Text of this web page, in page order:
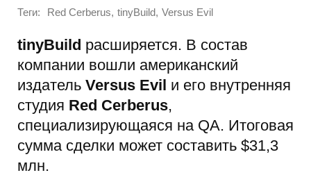
Теги: Red Cerberus, tinyBuild, Versus Evil
tinyBuild расширяется. В состав
компании вошли американский
издатель Versus Evil и его внутренняя
студия Red Cerberus,
специализирующаяся на QA. Итоговая
сумма сделки может составить $31,3
млн.